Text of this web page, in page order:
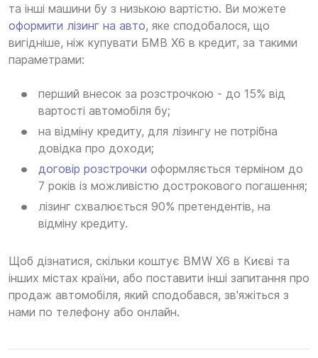
та інші машини бу з низькою вартістю. Ви можете
оформити лізинг на авто, яке сподобалося, що
вигідніше, ніж купувати БМВ Х6 в кредит, за такими
параметрами:
перший внесок за розстрочкою - до 15% від
вартості автомобіля бу;
на відміну кредиту, для лізингу не потрібна
довідка про доходи;
договір розстрочки оформляється терміном до
7 років із можливістю дострокового погашення;
лізинг схвалюється 90% претендентів, на
відміну кредиту.
Щоб дізнатися, скільки коштує BMW X6 в Києві та
інших містах країни, або поставити інші запитання про
продаж автомобіля, який сподобався, зв'яжіться з
нами по телефону або онлайн.